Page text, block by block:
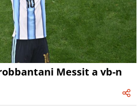
Messit a vb-n